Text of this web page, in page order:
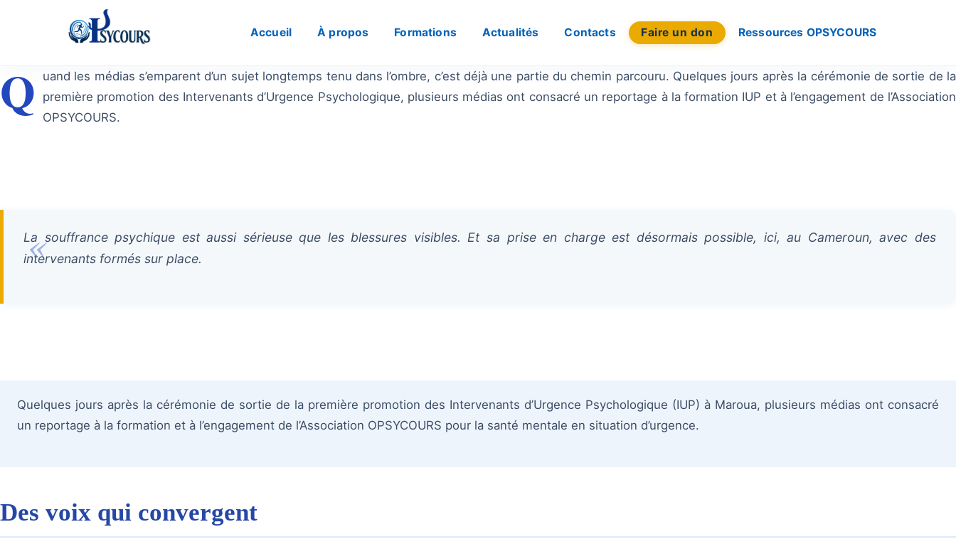
Accueil À propos Formations Actualités Contacts Faire un don Ressources OPSYCOURS
Q
uand les médias s’emparent d’un sujet longtemps tenu dans l’ombre, c’est déjà une partie du chemin parcouru. Quelques jours après la cérémonie de sortie de la
première promotion des Intervenants d’Urgence Psychologique, plusieurs médias ont consacré un reportage à la formation IUP et à l’engagement de l’Association
OPSYCOURS.
La souffrance psychique est aussi sérieuse que les blessures visibles. Et sa prise en charge est désormais possible, ici, au Cameroun, avec des
intervenants formés sur place.
Quelques jours après la cérémonie de sortie de la première promotion des Intervenants d’Urgence Psychologique (IUP) à Maroua, plusieurs médias ont consacré
un reportage à la formation et à l’engagement de l’Association OPSYCOURS pour la santé mentale en situation d’urgence.
Des voix qui convergent